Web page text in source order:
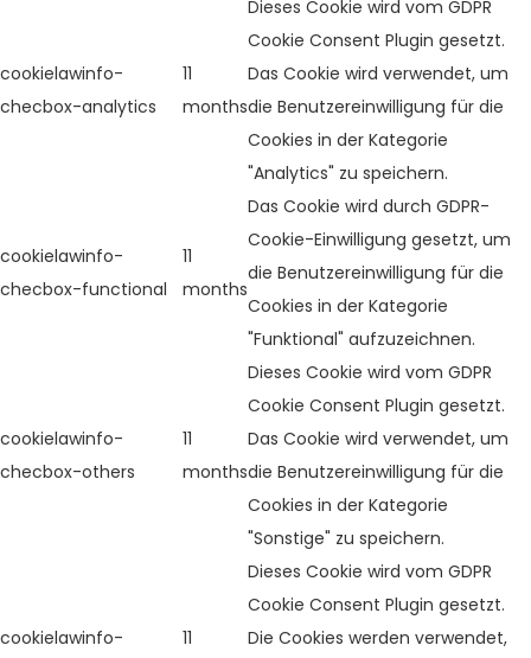
cookielawinfo-
checbox-analytics
11
months
Dieses Cookie wird vom GDPR
Cookie Consent Plugin gesetzt.
Das Cookie wird verwendet, um
die Benutzereinwilligung für die
Cookies in der Kategorie
"Analytics" zu speichern.
cookielawinfo-
checbox-functional
11
months
Das Cookie wird durch GDPR-
Cookie-Einwilligung gesetzt, um
die Benutzereinwilligung für die
Cookies in der Kategorie
"Funktional" aufzuzeichnen.
cookielawinfo-
checbox-others
11
months
Dieses Cookie wird vom GDPR
Cookie Consent Plugin gesetzt.
Das Cookie wird verwendet, um
die Benutzereinwilligung für die
Cookies in der Kategorie
"Sonstige" zu speichern.
cookielawinfo-
11
Dieses Cookie wird vom GDPR
Cookie Consent Plugin gesetzt.
Die Cookies werden verwendet,